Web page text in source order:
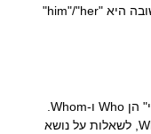
"he"/"she" – השתמשו ב-Who. אם התשובה היא "him"/"her"
לסיכום, המילים האנגליות העיקריות ל"מי" הן Who ו-Whom.
השימוש העיקרי והיומיומי הוא במילה Who, לשאלות על נושא